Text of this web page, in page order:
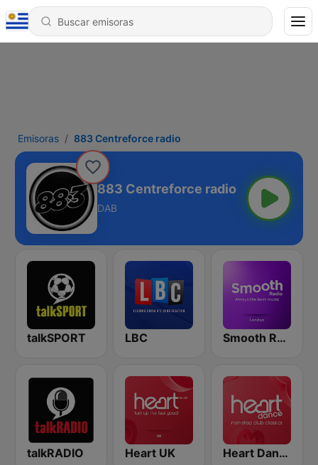
Emisoras 883 Centreforce radio
883 Centreforce radio
DAB
talkSPORT LBC Smooth Radio London
talkRADIO Heart UK Heart Dance